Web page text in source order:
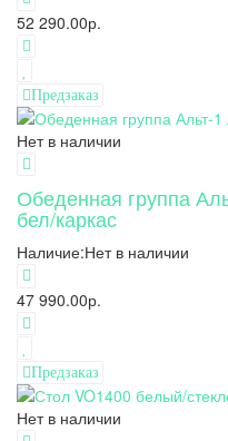
52 290.00р.
Предзаказ
Нет в наличии
Обеденная группа
бел/каркас
Наличие:Нет в наличии
47 990.00р.
Предзаказ
Нет в наличии